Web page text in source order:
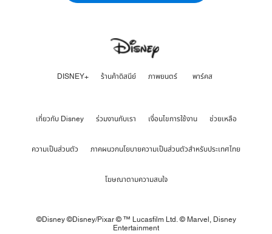
DISNEY+ ร้านค้าดิสนีย์ ภาพยนตร์ พาร์คส
เกี่ยวกับ Disney ร่วมงานกับเรา เงื่อนไขการใช้งาน ช่วยเหลือ
ความเป็นส่วนตัว ภาคผนวกนโยบายความเป็นส่วนตัวสำหรับประเทศไทย
โฆษณาตามความสนใจ
©Disney ©Disney/Pixar © ™ Lucasfilm Ltd. © Marvel, Disney
Entertainment